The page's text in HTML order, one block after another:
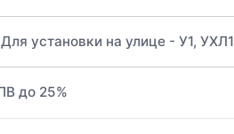
Для установки на улице - У1, УХЛ1
до 25%